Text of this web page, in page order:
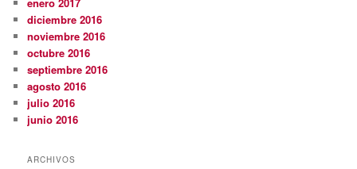
diciembre 2016
noviembre 2016
octubre 2016
septiembre 2016
agosto 2016
julio 2016
junio 2016
ARCHIVOS